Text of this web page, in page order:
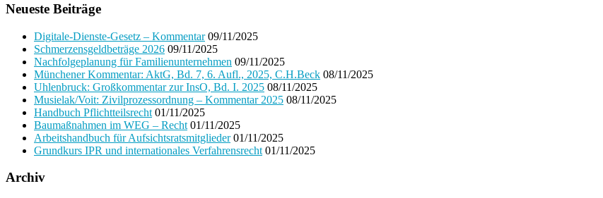
Neueste Beiträge
Digitale-Dienste-Gesetz – Kommentar 09/11/2025
Schmerzensgeldbeträge 2026 09/11/2025
Nachfolgeplanung für Familienunternehmen 09/11/2025
Münchener Kommentar: AktG, Bd. 7, 6. Aufl., 2025, C.H.Beck 08/11/2025
Uhlenbruck: Großkommentar zur InsO, Bd. I. 2025 08/11/2025
Musielak/Voit: Zivilprozessordnung – Kommentar 2025 08/11/2025
Handbuch Pflichtteilsrecht 01/11/2025
Baumaßnahmen im WEG – Recht 01/11/2025
Arbeitshandbuch für Aufsichtsratsmitglieder 01/11/2025
Grundkurs IPR und internationales Verfahrensrecht 01/11/2025
Archiv